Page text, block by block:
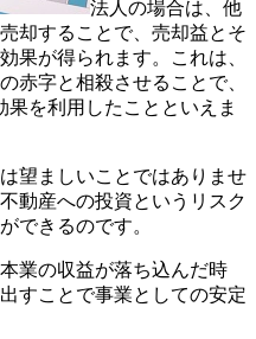
法人の場合は、他
却することで、売却益とそ
果が得られます。これは、
赤字と相殺させることで、
を利用したことといえま
望ましいことではありませ
動産への投資というリスク
できるのです。
業の収益が落ち込んだ時
すことで事業としての安定